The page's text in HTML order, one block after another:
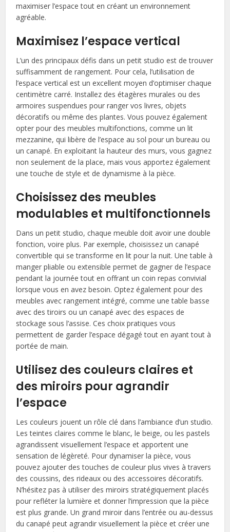
maximiser l’espace tout en créant un environnement
agréable.
Maximisez l’espace vertical
L’un des principaux défis dans un petit studio est de trouver
suffisamment de rangement. Pour cela, l’utilisation de
l’espace vertical est un excellent moyen d’optimiser chaque
centimètre carré. Installez des étagères murales ou des
armoires suspendues pour ranger vos livres, objets
décoratifs ou même des plantes. Vous pouvez également
opter pour des meubles multifonctions, comme un lit
mezzanine, qui libère de l’espace au sol pour un bureau ou
un canapé. En exploitant la hauteur des murs, vous gagnez
non seulement de la place, mais vous apportez également
une touche de style et de dynamisme à la pièce.
Choisissez des meubles
modulables et multifonctionnels
Dans un petit studio, chaque meuble doit avoir une double
fonction, voire plus. Par exemple, choisissez un canapé
convertible qui se transforme en lit pour la nuit. Une table à
manger pliable ou extensible permet de gagner de l’espace
pendant la journée tout en offrant un coin repas convivial
lorsque vous en avez besoin. Optez également pour des
meubles avec rangement intégré, comme une table basse
avec des tiroirs ou un canapé avec des espaces de
stockage sous l’assise. Ces choix pratiques vous
permettent de garder l’espace dégagé tout en ayant tout à
portée de main.
Utilisez des couleurs claires et
des miroirs pour agrandir
l’espace
Les couleurs jouent un rôle clé dans l’ambiance d’un studio.
Les teintes claires comme le blanc, le beige, ou les pastels
agrandissent visuellement l’espace et apportent une
sensation de légèreté. Pour dynamiser la pièce, vous
pouvez ajouter des touches de couleur plus vives à travers
des coussins, des rideaux ou des accessoires décoratifs.
N’hésitez pas à utiliser des miroirs stratégiquement placés
pour refléter la lumière et donner l’impression que la pièce
est plus grande. Un grand miroir dans l’entrée ou au-dessus
du canapé peut agrandir visuellement la pièce et créer une